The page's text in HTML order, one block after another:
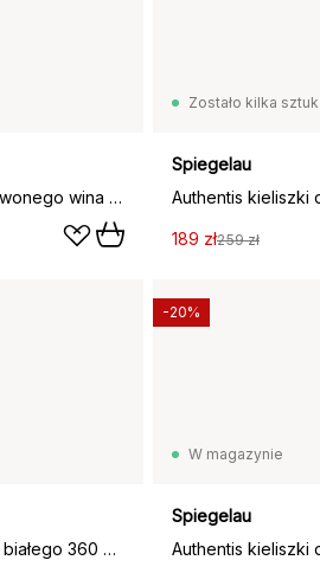
Authentis kieliszki do czerwonego wina 480 ml, 4‑pak, przezroczysty
Zostało kilka sztuk
Spiegelau
189 zł259 zł
Authentis kieliszki do wina białego 360 ml, 4‑pak, przezroczysty
W magazynie
Spiegelau
-20%